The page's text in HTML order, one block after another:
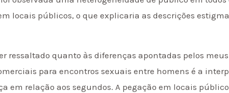
locais públicos, o que explicaria as descrições
ressaltado quanto às diferenças apontadas pelos
para encontros sexuais entre homens é a
em relação aos segundos. A pegação em locais